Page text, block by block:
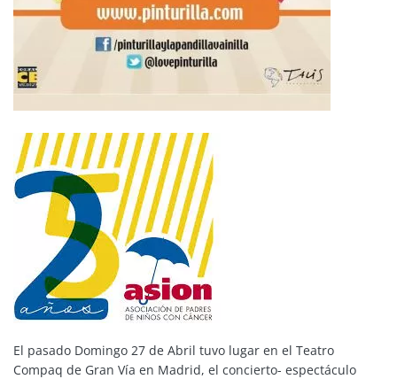
El pasado Domingo 27 de Abril tuvo lugar en el Teatro
Compaq de Gran Vía en Madrid, el concierto- espectáculo